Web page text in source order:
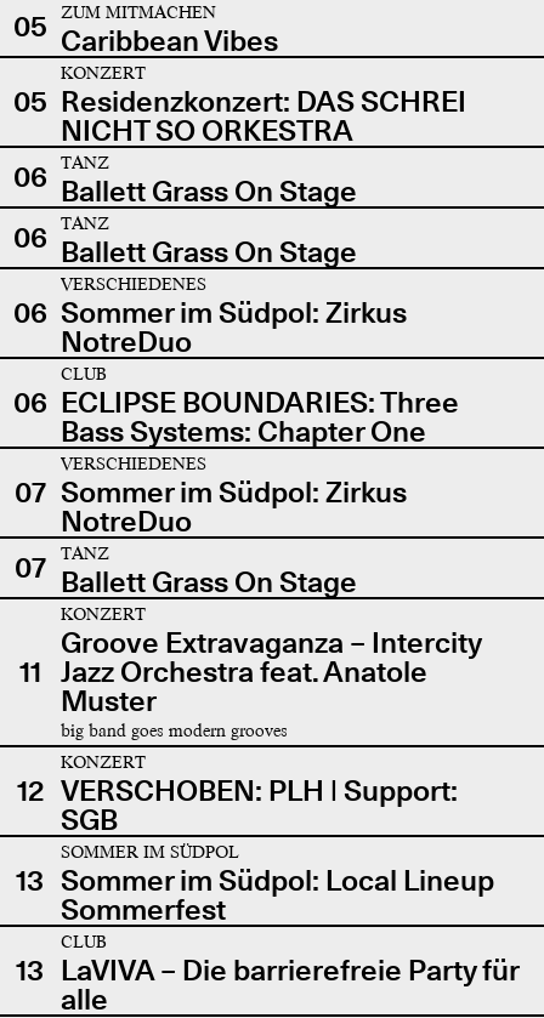
05
ZUM MITMACHEN
Caribbean Vibes
05
KONZERT
Residenzkonzert: DAS SCHREI
NICHT SO ORKESTRA
06
TANZ
Ballett Grass On Stage
06
TANZ
Ballett Grass On Stage
06
VERSCHIEDENES
Sommer im Südpol: Zirkus
NotreDuo
06
CLUB
ECLIPSE BOUNDARIES: Three
Bass Systems: Chapter One
07
VERSCHIEDENES
Sommer im Südpol: Zirkus
NotreDuo
07
TANZ
Ballett Grass On Stage
11
KONZERT
Groove Extravaganza – Intercity
Jazz Orchestra feat. Anatole
Muster
big band goes modern grooves
12
KONZERT
VERSCHOBEN: PLH | Support:
SGB
13
SOMMER IM SÜDPOL
Sommer im Südpol: Local Lineup
Sommerfest
13
CLUB
LaVIVA – Die barrierefreie Party für
alle